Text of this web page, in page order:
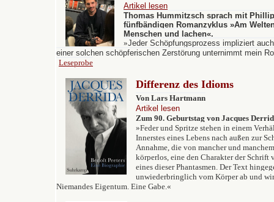
Artikel lesen
Thomas Hummitzsch sprach mit
fünfbändigen Romanzyklus »Am
Menschen und lachen«.
»Jeder Schöpfungsprozess impliziert
einer solchen schöpferischen Zerstörung unternimmt mein
Leseprobe
Differenz des Idioms
Von Lars Hartmann
Artikel lesen
Zum 90. Geburtstag von Jacques
»Feder und Spritze stehen in einem
Innerstes eines Lebens nach außen zur
Annahme, die von mancher und
körperlos, eine den Charakter der Schrift
eines dieser Phantasmen. Der Text
unwiederbringlich vom Körper ab und
Niemandes Eigentum. Eine Gabe.«